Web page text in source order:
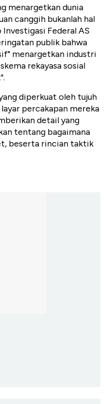
menargetkan dunia
canggih bukanlah hal
Investigasi Federal AS
publik bahwa
menargetkan industri
rekayasa sosial
diperkuat oleh tujuh
percakapan mereka
detail yang
tentang bagaimana
beserta rincian taktik